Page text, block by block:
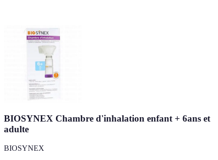
BIOSYNEX Chambre d'inhalation enfant + 6ans et
adulte
BIOSYNEX